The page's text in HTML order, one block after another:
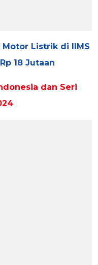
Listrik di IIMS
18 Jutaan
dan Seri